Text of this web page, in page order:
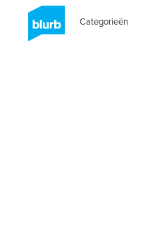
Categorieën